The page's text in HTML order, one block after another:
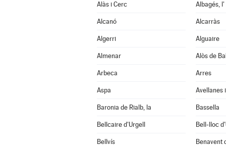
Alàs i Cerc Albagés, l'
Alcanó Alcarràs
Algerri Alguaire
Almenar Alòs de
Arbeca Arres
Aspa Avellanes
Baronia de Rialb, la Bassella
Bellcaire d'Urgell Bell-lloc
Bellvís Benavent